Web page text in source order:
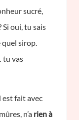
sucré,
oui, tu sais
quel sirop.
tu vas
est fait avec
n’a rien à